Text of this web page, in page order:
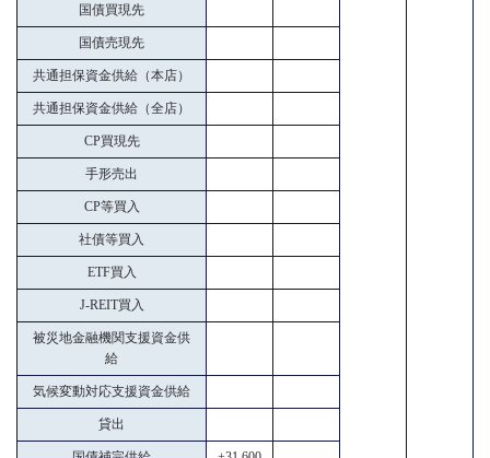
国債買現先
国債売現先
共通担保資金供給（本店）
共通担保資金供給（全店）
CP買現先
手形売出
CP等買入
社債等買入
ETF買入
J-REIT買入
被災地金融機関支援資金供
給
気候変動対応支援資金供給
貸出